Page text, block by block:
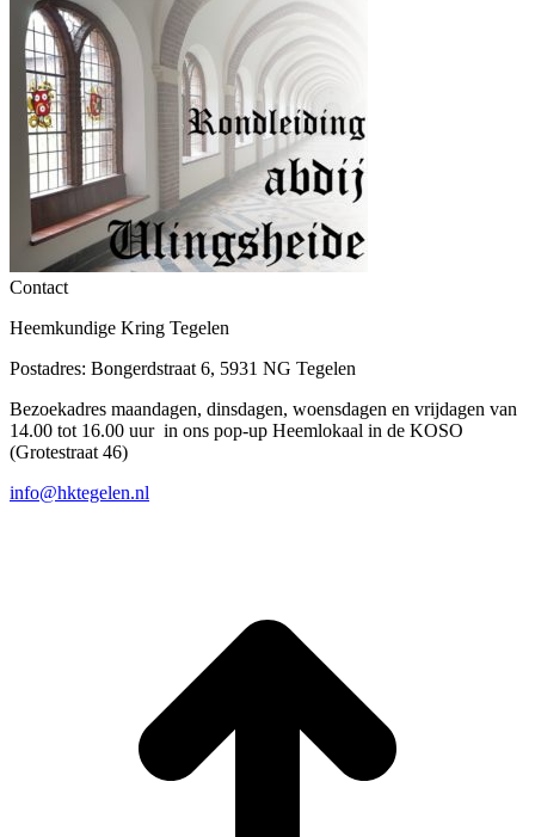
Contact
Heemkundige Kring Tegelen
Postadres: Bongerdstraat 6, 5931 NG Tegelen
Bezoekadres maandagen, dinsdagen, woensdagen en vrijdagen van
14.00 tot 16.00 uur in ons pop-up Heemlokaal in de KOSO
(Grotestraat 46)
info@hktegelen.nl